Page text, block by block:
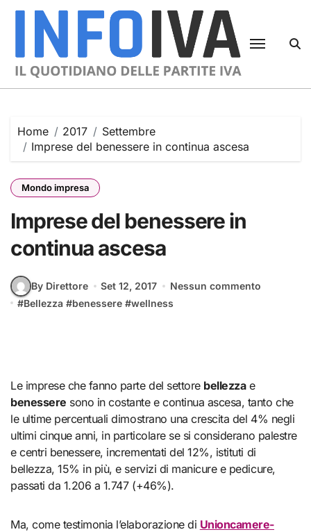
Skip
Home 2017
Settembre
Imprese del benessere in continua ascesa
Mondo impresa
Imprese del benessere in
continua ascesa
By Direttore Set 12, 2017
Nessun commento
#Bellezza #benessere #wellness
Le imprese che fanno parte del settore bellezzae
benessere sono in costante e continua ascesa, tanto che
le ultime percentuali dimostrano una crescita del 4% negli
ultimi cinque anni, in particolare se si considerano palestre
e centri benessere, incrementati del 12%, istituti di
bellezza, 15% in più, e servizi di manicure e pedicure,
passati da 1.206 a 1.747 (+46%).
Ma, come testimonia l’elaborazione di Unioncamere-